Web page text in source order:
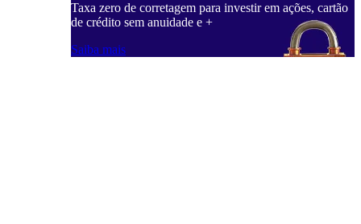
Taxa zero de corretagem para investir em ações, cartão
de crédito sem anuidade e +
Saiba mais